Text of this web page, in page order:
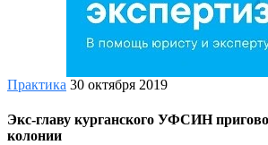
Практика 30 октября 2019
Экс-главу курганского УФСИН
колонии